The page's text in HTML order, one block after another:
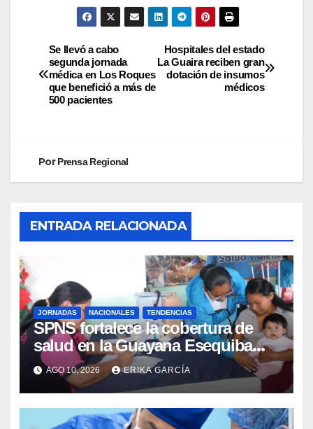
Hospitales del estado
La Guaira reciben gran
dotación de insumos
médicos
Se llevó a cabo
segunda jornada
médica en Los Roques
que benefició a más de
500 pacientes
PorPrensa Regional
ENTRADA RELACIONADA
JORNADAS NACIONALES TENDENCIAS
SPNS fortalece la cobertura de
salud en la Guayana Esequiba
con tres desplegados en
comunidades indígenas y
mineras
AGO 10, 2026 ERIKA GARCÍA